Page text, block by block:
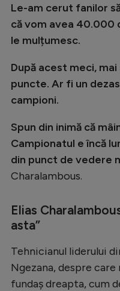
Creează
Le-am cerut fanilor
că vom avea 40.000
le mulțumesc.
După acest meci,
puncte. Ar fi un
campioni.
Spun din inimă că
Campionatul e încă
din punct de vedere
Charalambous.
Elias
asta”
Tehnicianul liderului
Ngezana, despre
fundaș dreapta, cum